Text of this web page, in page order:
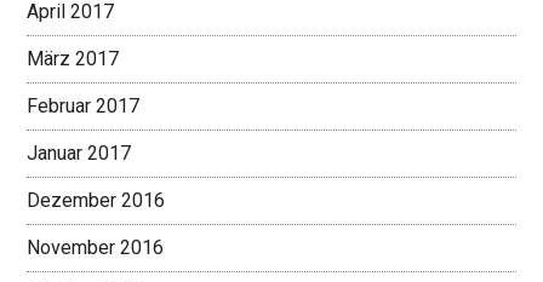
April 2017
März 2017
Februar 2017
Januar 2017
Dezember 2016
November 2016